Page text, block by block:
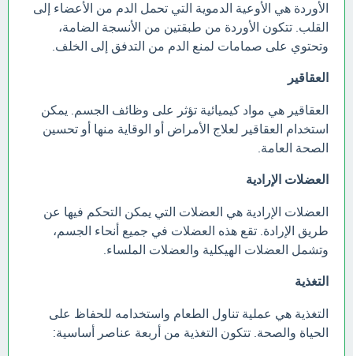
الأوردة هي الأوعية الدموية التي تحمل الدم من الأعضاء إلى
القلب. تتكون الأوردة من طبقتين من الأنسجة الضامة،
وتحتوي على صمامات لمنع الدم من التدفق إلى الخلف.
العقاقير
العقاقير هي مواد كيميائية تؤثر على وظائف الجسم. يمكن
استخدام العقاقير لعلاج الأمراض أو الوقاية منها أو تحسين
الصحة العامة.
العضلات الإرادية
العضلات الإرادية هي العضلات التي يمكن التحكم فيها عن
طريق الإرادة. تقع هذه العضلات في جميع أنحاء الجسم،
وتشمل العضلات الهيكلية والعضلات الملساء.
التغذية
التغذية هي عملية تناول الطعام واستخدامه للحفاظ على
الحياة والصحة. تتكون التغذية من أربعة عناصر أساسية: